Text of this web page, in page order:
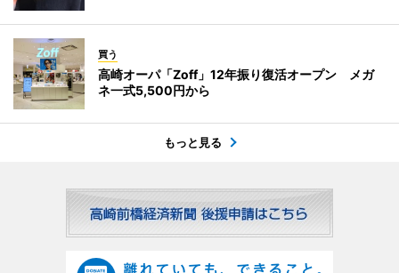
買う
高崎オーパ「Zoff」12年振り復活オープン メガ
ネ一式5,500円から
もっと見る